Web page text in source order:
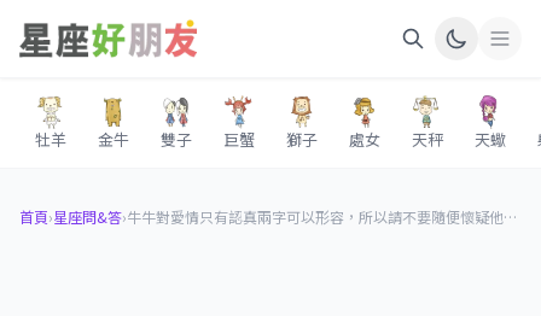
牡羊 金牛 雙子 巨蟹 獅子 處女 天秤 天蠍
首頁›星座問&答› 牛牛對愛情只有認真兩字可以形容，所以請不要隨便懷疑他的真心